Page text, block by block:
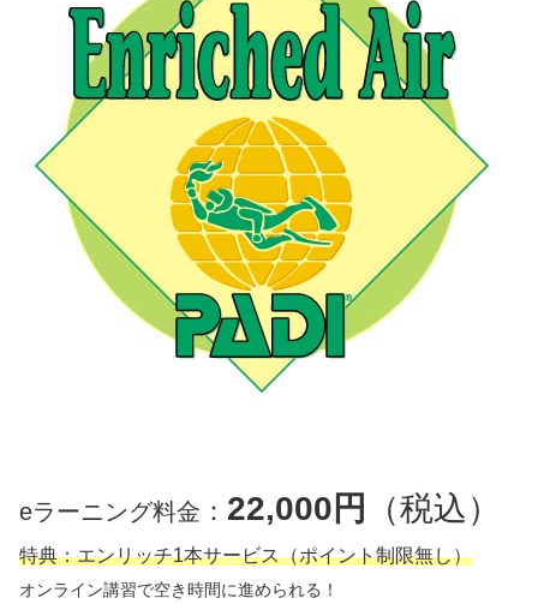
eラーニング料金 ： 22,000円 （税込）
特典：エンリッチ1本サービス（ポイント制限無し）
オンライン講習で空き時間に進められる！